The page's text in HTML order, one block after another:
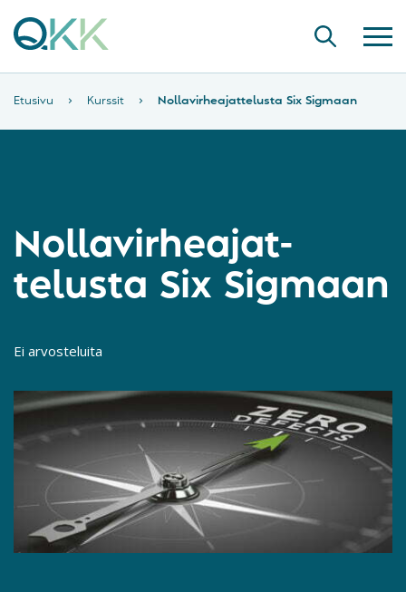
Etusivu › Kurssit › Nollavirheajat­telusta Six Sigmaan
Nollavirheajat­
telusta Six Sigmaan
Ei arvosteluita